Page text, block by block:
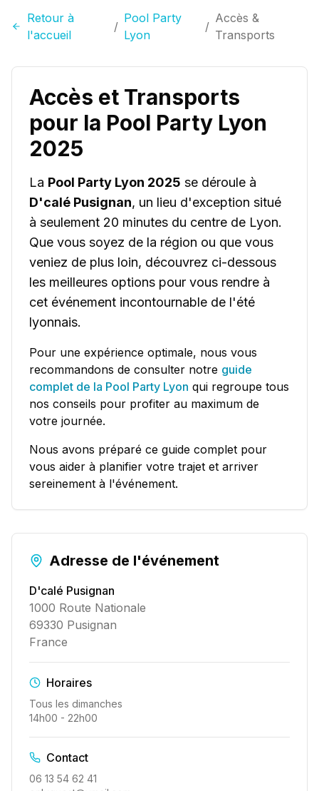
Retour à
l'accueil
/
Pool Party
Lyon
/
Accès &
Transports
Accès et Transports
pour la Pool Party Lyon
2025
La Pool Party Lyon 2025 se déroule à
D'calé Pusignan, un lieu d'exception situé
à seulement 20 minutes du centre de Lyon.
Que vous soyez de la région ou que vous
veniez de plus loin, découvrez ci-dessous
les meilleures options pour vous rendre à
cet événement incontournable de l'été
lyonnais.
Pour une expérience optimale, nous vous
recommandons de consulter notre guide
complet de la Pool Party Lyon qui regroupe tous
nos conseils pour profiter au maximum de
votre journée.
Nous avons préparé ce guide complet pour
vous aider à planifier votre trajet et arriver
sereinement à l'événement.
Adresse de l'événement
D'calé Pusignan
1000 Route Nationale
69330 Pusignan
France
Horaires
Tous les dimanches
14h00 - 22h00
Contact
06 13 54 62 41